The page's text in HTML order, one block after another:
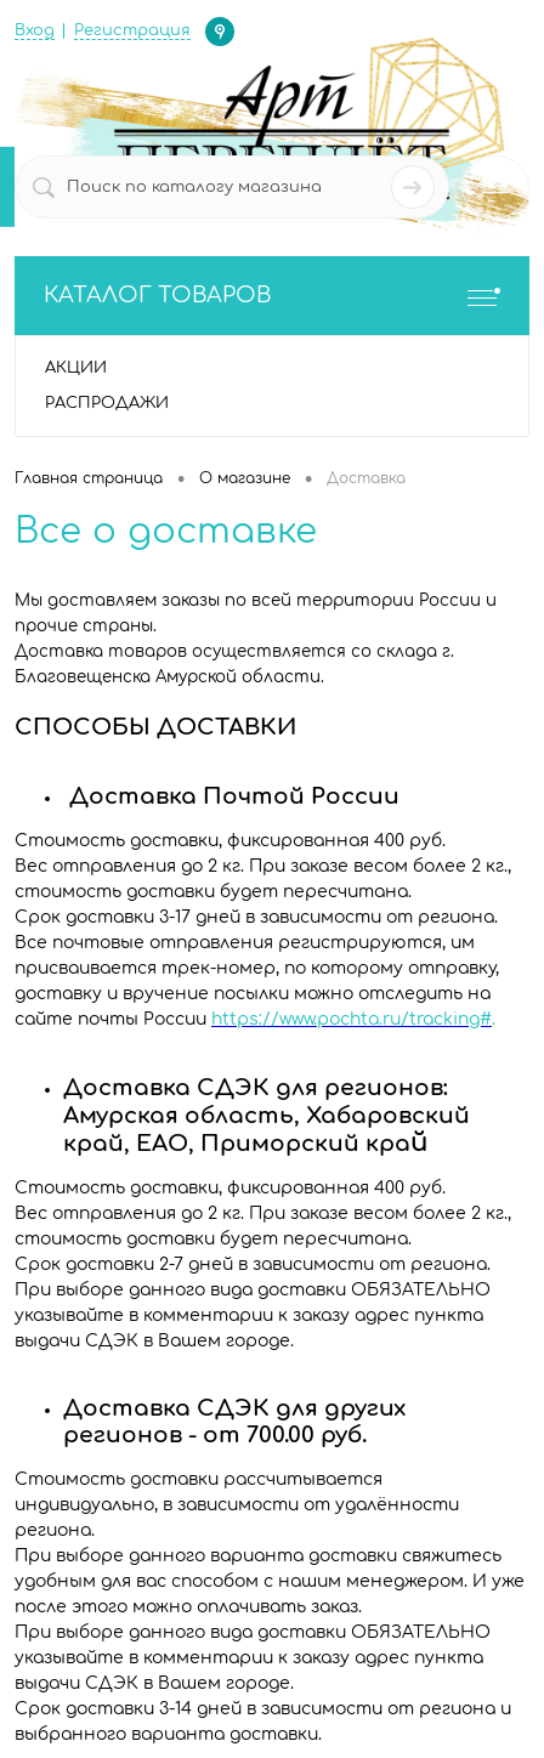
Вход Регистрация
Определение
0
КАТАЛОГ ТОВАРОВ
АКЦИИ
РАСПРОДАЖИ
Главная страница • О магазине • Доставка
Все о доставке
Мы доставляем заказы по всей территории России и
прочие страны.
Доставка товаров осуществляется со склада г.
Благовещенска Амурской области.
СПОСОБЫ ДОСТАВКИ
Доставка Почтой России
Стоимость доставки, фиксированная 400 руб.
Вес отправления до 2 кг. При заказе весом более 2 кг.,
стоимость доставки будет пересчитана.
Срок доставки 3-17 дней в зависимости от региона.
Все почтовые отправления регистрируются, им
присваивается трек-номер, по которому отправку,
доставку и вручение посылки можно отследить на
сайте почты России https://www.pochta.ru/tracking#.
Доставка СДЭК для регионов:
Амурская область, Хабаровский
край, ЕАО, Приморский край
Стоимость доставки, фиксированная 400 руб.
Вес отправления до 2 кг. При заказе весом более 2 кг.,
стоимость доставки будет пересчитана.
Срок доставки 2-7 дней в зависимости от региона.
При выборе данного вида доставки ОБЯЗАТЕЛЬНО
указывайте в комментарии к заказу адрес пункта
выдачи СДЭК в Вашем городе.
Доставка СДЭК для других
регионов - от 700.00 руб.
Стоимость доставки рассчитывается
индивидуально, в зависимости от удалённости
региона.
При выборе данного варианта доставки свяжитесь
удобным для вас способом с нашим менеджером. И уже
после этого можно оплачивать заказ.
При выборе данного вида доставки ОБЯЗАТЕЛЬНО
указывайте в комментарии к заказу адрес пункта
выдачи СДЭК в Вашем городе.
Срок доставки 3-14 дней в зависимости от региона и
выбранного варианта доставки.